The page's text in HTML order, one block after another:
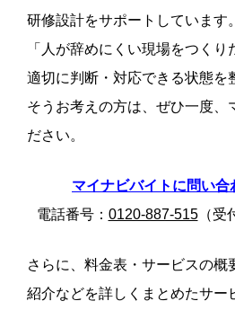
研修設計をサポートしています。
「人が辞めにくい現場をつく
適切に判断・対応できる状態を
そうお考えの方は、ぜひ一度、
ださい。
マイナビバイトに問い合
電話番号： 0120-887-515（受
さらに、料金表・サービスの概
紹介などを詳しくまとめたサー